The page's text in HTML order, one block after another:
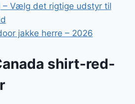
– Vælg det rigtige udstyr til
jakke herre – 2026
shirt-red-